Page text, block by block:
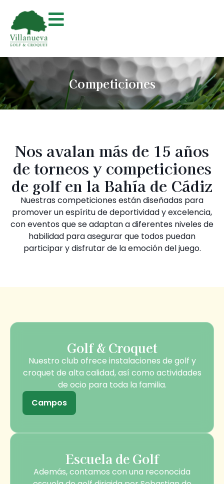
Competiciones
Nos avalan más de 15 años
de torneos y competiciones
de golf en la Bahía de Cádiz
Nuestras competiciones están diseñadas para
promover un espíritu de deportividad y excelencia,
con eventos que se adaptan a diferentes niveles de
habilidad para asegurar que todos puedan
participar y disfrutar de la emoción del juego.
Golf & Croquet
Nuestro club ofrece instalaciones de golf y
croquet de alta calidad, así como actividades
de ocio para toda la familia.
Campos
Escuela de Golf
Además, contamos con una reconocida